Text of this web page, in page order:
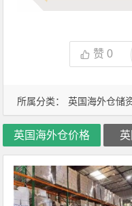
所属分类： 英国海外仓储
赞0
英国海外仓价格